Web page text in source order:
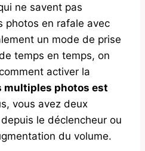
ne savent pas
photos en rafale avec
un mode de prise
temps en temps, on
activer la
multiples photos est
vous avez deux
le déclencheur ou
du volume.